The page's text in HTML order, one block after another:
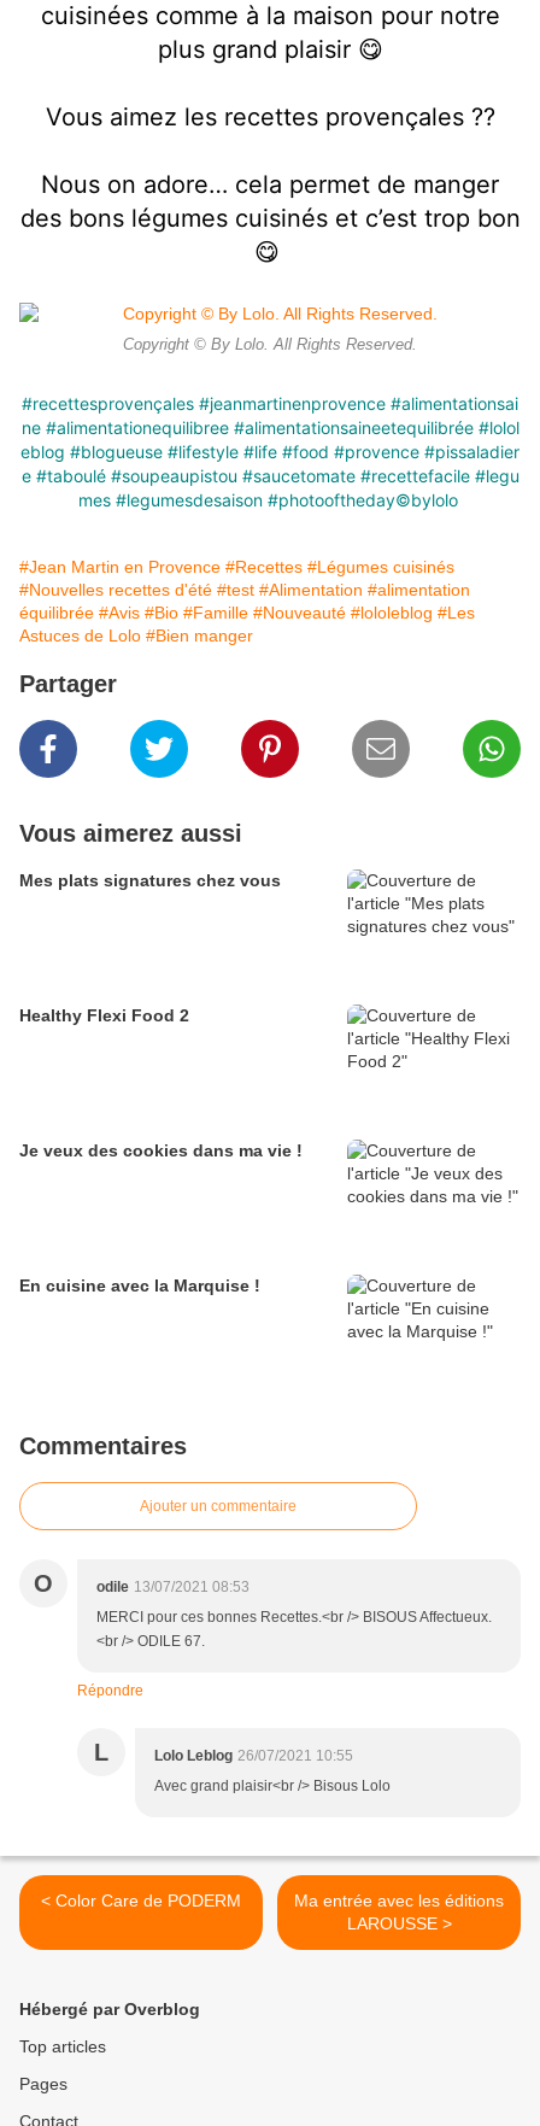
cuisinées comme à la maison pour notre
plus grand plaisir 😋
Vous aimez les recettes provençales ??
Nous on adore… cela permet de manger
des bons légumes cuisinés et c’est trop bon
😋
Copyright © By Lolo. All Rights Reserved.
#recettesprovençales #jeanmartinenprovence #alimentationsai
ne #alimentationequilibree #alimentationsaineetequilibrée #lolol
eblog #blogueuse #lifestyle #life #food #provence #pissaladier
e #taboulé #soupeaupistou #saucetomate #recettefacile #legu
mes #legumesdesaison #photooftheday©️bylolo
#Jean Martin en Provence #Recettes #Légumes cuisinés
#Nouvelles recettes d'été #test #Alimentation #alimentation
équilibrée #Avis #Bio #Famille #Nouveauté #lololeblog #Les
Astuces de Lolo #Bien manger
Partager
Vous aimerez aussi
Mes plats signatures chez vous
Healthy Flexi Food 2
Je veux des cookies dans ma vie !
En cuisine avec la Marquise !
Commentaires
Ajouter un commentaire
O odile 13/07/2021 08:53
MERCI pour ces bonnes Recettes.<br /> BISOUS Affectueux.
<br /> ODILE 67.
Répondre
L Lolo Leblog 26/07/2021 10:55
Avec grand plaisir<br /> Bisous Lolo
< Color Care de PODERM
Ma entrée avec les éditions
LAROUSSE >
Hébergé par Overblog
Top articles
Pages
Contact